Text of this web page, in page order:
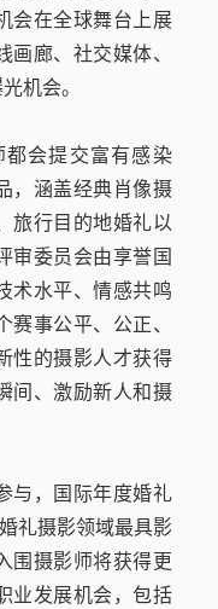
会在全球舞台上展
廊、社交媒体、
机会。
会提交富有感染
，涵盖经典肖像摄
旅行目的地婚礼以
审委员会由享誉国
术水平、情感共鸣
事公平、公正、
性的摄影人才获得
间、激励新人和摄
与，国际年度婚礼
礼摄影领域最具影
围摄影师将获得更
业发展机会，包括